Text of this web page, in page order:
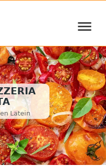
≡
Latein